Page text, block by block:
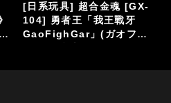
[日系玩具] 史上最傑出合
金玩具VOLTES V波羅五
號 改編真人版影集